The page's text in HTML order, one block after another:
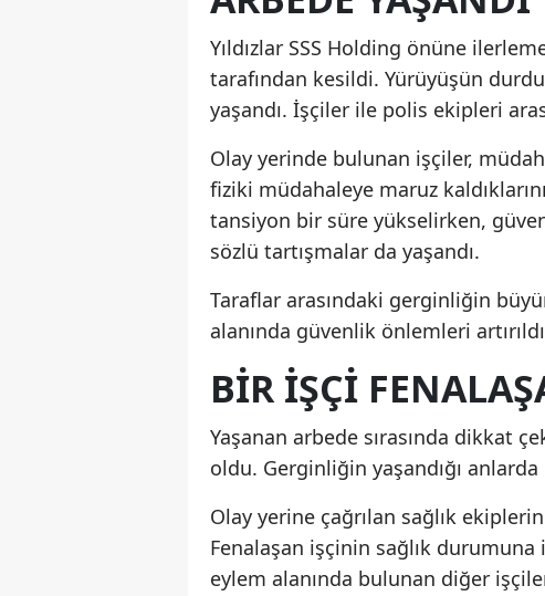
Yıldızlar SSS Holding önüne
tarafından kesildi. Yürüyüşün
yaşandı. İşçiler ile polis ekipleri
Olay yerinde bulunan işçiler,
fiziki müdahaleye maruz
tansiyon bir süre yükselirken,
sözlü tartışmalar da yaşandı.
Taraflar arasındaki gerginliğin
alanında güvenlik önlemleri
BIR İŞÇI
Yaşanan arbede sırasında dikkat
oldu. Gerginliğin yaşandığı anlarda
Olay yerine çağrılan sağlık
Fenalaşan işçinin sağlık
eylem alanında bulunan diğer